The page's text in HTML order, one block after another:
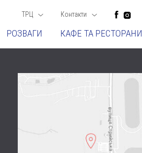
ТРЦ Контакти
РОЗВАГИ КАФЕ ТА РЕСТОРАНИ